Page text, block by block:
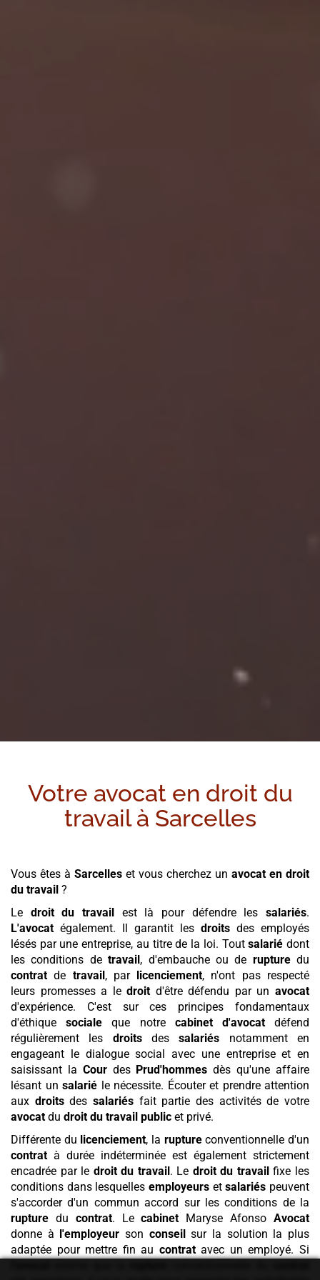
Votre avocat en droit du
travail à Sarcelles
Vous êtes à Sarcelles et vous cherchez un avocat en droit
du travail ?
Le droit du travail est là pour défendre lessalariés.
L'avocat également. Il garantit les droits des employés
lésés par une entreprise, au titre de la loi. Toutsalarié dont
les conditions detravail, d'embauche ou de rupturedu
contrat de travail, par licenciement, n'ont pas respecté
leurs promesses a ledroit d'être défendu par unavocat
d'expérience. C'est sur ces principes fondamentaux
d'éthiquesociale que notre cabinet d'avocatdéfend
régulièrement les droitsdessalariés notamment en
engageant le dialogue social avec une entreprise et en
saisissant la Courdes Prud'hommes dès qu'une affaire
lésant un salarié le nécessite. Écouter et prendre attention
aux droitsdessalariés fait partie des activités de votre
avocat du droit du travail public et privé.
Différente du licenciement, la ruptureconventionnelle d'un
contrat à durée indéterminée est également strictement
encadrée par le droit du travail. Le droit du travailfixe les
conditions dans lesquelles employeurs etsalariés peuvent
s'accorder d'un commun accord sur les conditions de la
rupture du contrat. Lecabinet Maryse AfonsoAvocat
donne à l'employeur son conseilsur la solution la plus
adaptée pour mettre fin au contratavec un employé. Si